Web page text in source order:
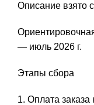
Описание взято
— июль 2026 г.
Этапы сбора
Оплата заказа